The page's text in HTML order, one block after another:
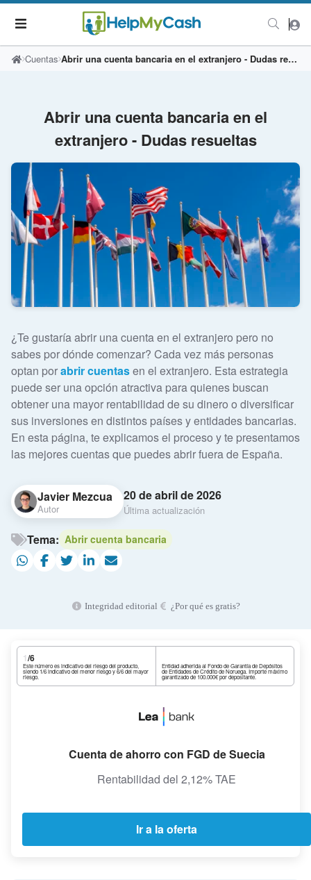
Cuentas Abrir una cuenta bancaria en el extranjero - Dudas resueltas
Abrir una cuenta bancaria en el
extranjero - Dudas resueltas
¿Te gustaría abrir una cuenta en el extranjero pero no
sabes por dónde comenzar? Cada vez más personas
optan porabrir cuentasen el extranjero. Esta estrategia
puede ser una opción atractiva para quienes buscan
obtener una mayor rentabilidad de su dinero o diversificar
sus inversiones en distintos países y entidades bancarias.
En esta página, te explicamos el proceso y te presentamos
las mejores cuentas que puedes abrir fuera de España.
Javier Mezcua
Autor
20 de abril de 2026
Última actualización
Tema: Abrir cuenta bancaria
Integridad editorial ¿Por qué es gratis?
1/6
Este número es indicativo del riesgo del producto,
siendo 1/6 indicativo del menor riesgo y 6/6 del mayor
riesgo.
Entidad adherida al Fondo de Garantía de Depósitos
de Entidades de Crédito de Noruega. Importe máximo
garantizado de 100.000€ por depositante.
Cuenta de ahorro con FGD de Suecia
Rentabilidad del 2,12% TAE
Ir a la oferta